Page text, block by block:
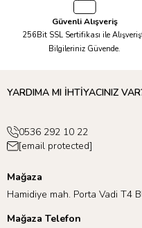
hediye etmeyi unutmayın!
Güvenli Alışveriş
256Bit SSL Sertifikası ile
Bilgileriniz Güvende.
YARDIMA MI İHTİYACINIZ
0536 292 10 22
[email protected]
Mağaza
Hamidiye mah. Porta Vadi T4
Mağaza Telefon